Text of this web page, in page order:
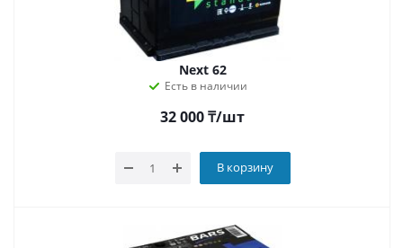
Next 62
Есть в наличии
32 000₸/шт
В корзину